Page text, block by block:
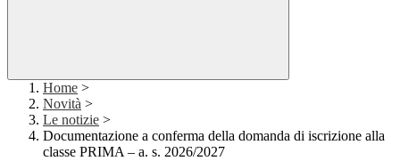
Home >
Novità >
Le notizie >
Documentazione a conferma della domanda di iscrizione alla
classe PRIMA – a. s. 2026/2027